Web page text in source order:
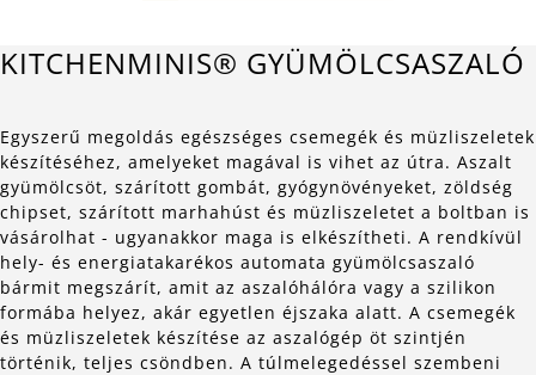
KITCHENMINIS® GYÜMÖLCSASZALÓ
Egyszerű megoldás egészséges csemegék és müzliszeletek
készítéséhez, amelyeket magával is vihet az útra. Aszalt
gyümölcsöt, szárított gombát, gyógynövényeket, zöldség
chipset, szárított marhahúst és müzliszeletet a boltban is
vásárolhat - ugyanakkor maga is elkészítheti. A rendkívül
hely- és energiatakarékos automata gyümölcsaszaló
bármit megszárít, amit az aszalóhálóra vagy a szilikon
formába helyez, akár egyetlen éjszaka alatt. A csemegék
és müzliszeletek készítése az aszalógép öt szintjén
történik, teljes csöndben. A túlmelegedéssel szembeni